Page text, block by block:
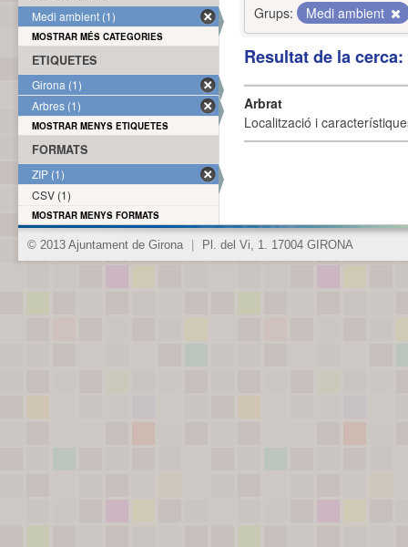
Grups:
Medi ambient
Resultat de la
Arbrat
Localització i
Medi ambient (1)
MOSTRAR MÉS CATEGORIES
ETIQUETES
Girona (1)
Arbres (1)
MOSTRAR MENYS ETIQUETES
FORMATS
ZIP (1)
CSV (1)
MOSTRAR MENYS FORMATS
© 2013 Ajuntament de Girona Pl. del Vi, 1. 17004 GIRONA